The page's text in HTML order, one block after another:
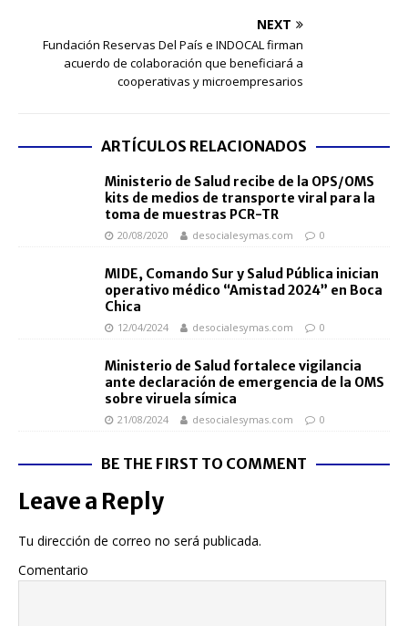
NEXT
Fundación Reservas Del País e INDOCAL firman
acuerdo de colaboración que beneficiará a
cooperativas y microempresarios
ARTÍCULOS RELACIONADOS
Ministerio de Salud recibe de la OPS/OMS
kits de medios de transporte viral para la
toma de muestras PCR-TR
20/08/2020 desocialesymas.com 0
MIDE, Comando Sur y Salud Pública inician
operativo médico “Amistad 2024” en Boca
Chica
12/04/2024 desocialesymas.com 0
Ministerio de Salud fortalece vigilancia
ante declaración de emergencia de la OMS
sobre viruela símica
21/08/2024 desocialesymas.com 0
BE THE FIRST TO COMMENT
Leave a Reply
Tu dirección de correo no será publicada.
Comentario